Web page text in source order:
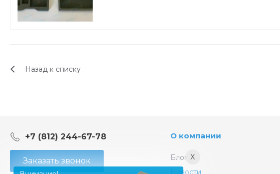
Назад к списку
+7 (812) 244-67-78
Заказать звонок
О компании
Блог
Новости
X